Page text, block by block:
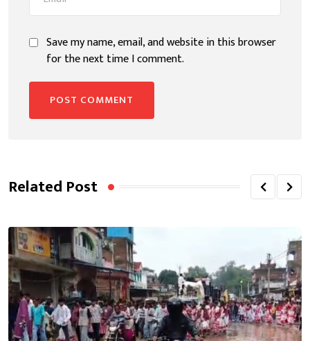
Save my name, email, and website in this browser
for the next time I comment.
Related Post